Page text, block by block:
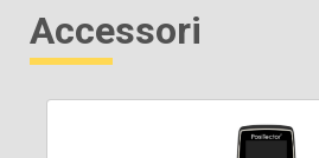
Accessori